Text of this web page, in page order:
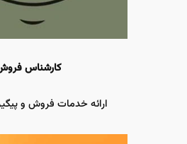
کارشناس
ارائه خدمات فروش و